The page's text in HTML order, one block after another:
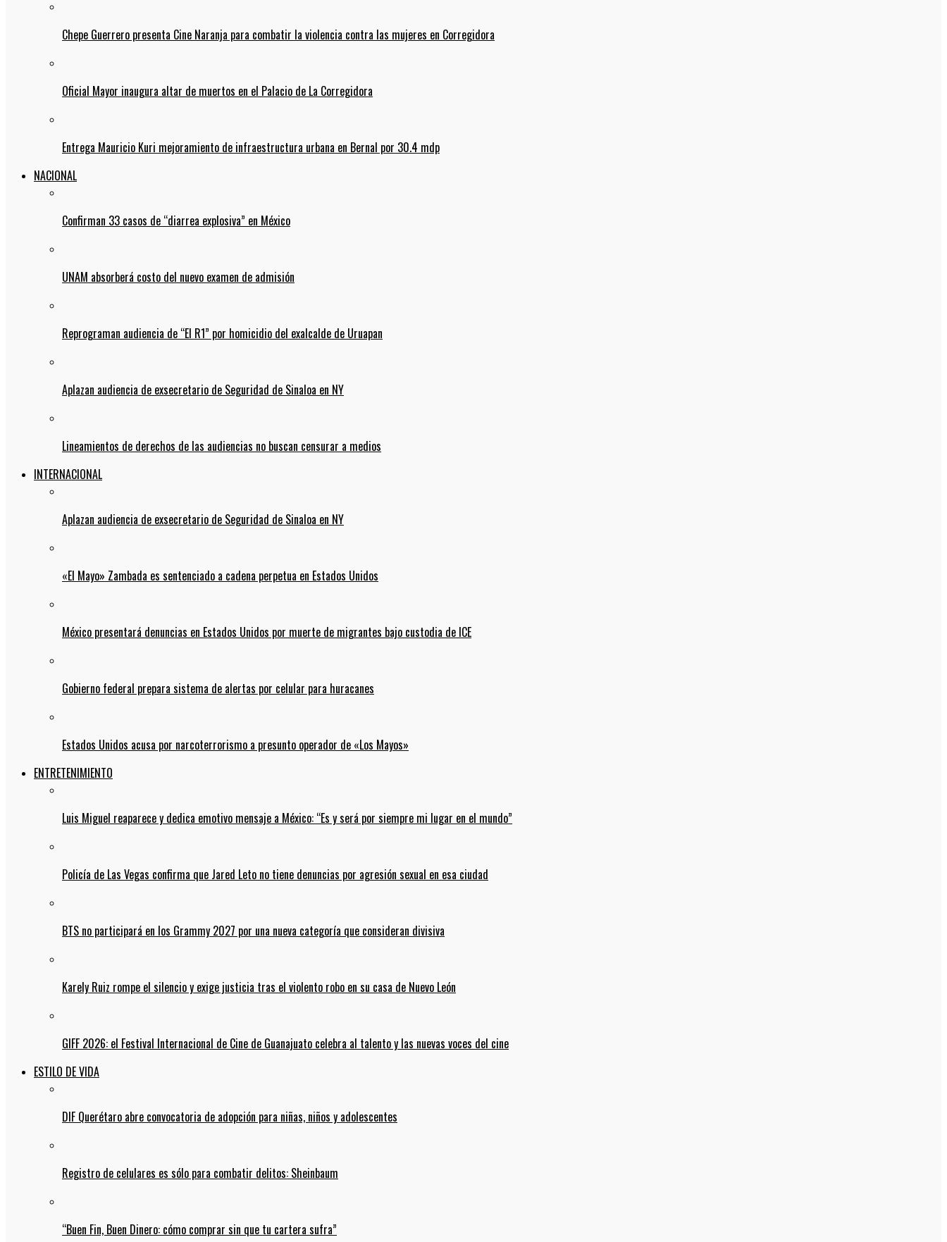
Chepe Guerrero presenta Cine Naranja para combatir la violencia contra las mujeres en Corregidora
Oficial Mayor inaugura altar de muertos en el Palacio de La Corregidora
Entrega Mauricio Kuri mejoramiento de infraestructura urbana en Bernal por 30.4 mdp
NACIONAL
Confirman 33 casos de “diarrea explosiva” en México
UNAM absorberá costo del nuevo examen de admisión
Reprograman audiencia de “El R1” por homicidio del exalcalde de Uruapan
Aplazan audiencia de exsecretario de Seguridad de Sinaloa en NY
Lineamientos de derechos de las audiencias no buscan censurar a medios
INTERNACIONAL
Aplazan audiencia de exsecretario de Seguridad de Sinaloa en NY
«El Mayo» Zambada es sentenciado a cadena perpetua en Estados Unidos
México presentará denuncias en Estados Unidos por muerte de migrantes bajo custodia de ICE
Gobierno federal prepara sistema de alertas por celular para huracanes
Estados Unidos acusa por narcoterrorismo a presunto operador de «Los Mayos»
ENTRETENIMIENTO
Luis Miguel reaparece y dedica emotivo mensaje a México: “Es y será por siempre mi lugar en el mundo”
Policía de Las Vegas confirma que Jared Leto no tiene denuncias por agresión sexual en esa ciudad
BTS no participará en los Grammy 2027 por una nueva categoría que consideran divisiva
Karely Ruiz rompe el silencio y exige justicia tras el violento robo en su casa de Nuevo León
GIFF 2026: el Festival Internacional de Cine de Guanajuato celebra al talento y las nuevas voces del cine
ESTILO DE VIDA
DIF Querétaro abre convocatoria de adopción para niñas, niños y adolescentes
Registro de celulares es sólo para combatir delitos: Sheinbaum
“Buen Fin, Buen Dinero: cómo comprar sin que tu cartera sufra”